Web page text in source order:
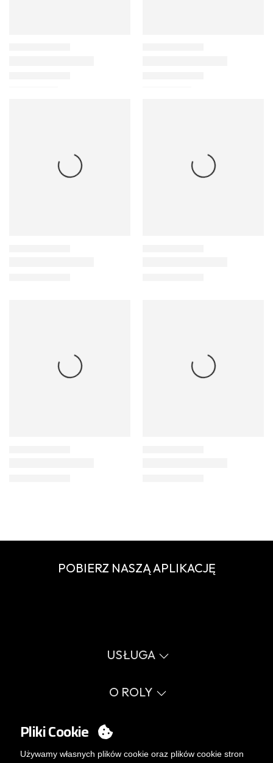
POBIERZ NASZĄ APLIKACJĘ
USŁUGA
Przewodnik po rozmiarach
Słownik
Errata katalog
O ROLY
Sprawy społeczne
Pracuj z nami
MY ACCOUNT
Logowanie
Pliki Cookie
Używamy własnych plików cookie oraz plików cookie stron